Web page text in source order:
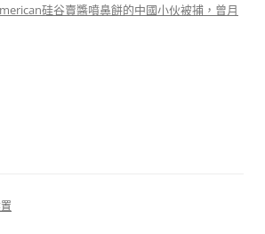
硅谷賣醬噴鼻餅的中國小伙被捕，曾月